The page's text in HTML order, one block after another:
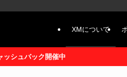
XMについて
ッシュバック開催中